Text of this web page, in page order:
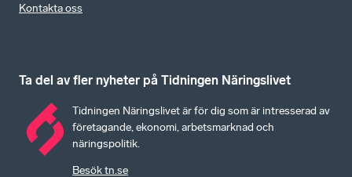
Kontakta oss
Ta del av fler nyheter på Tidningen Näringslivet
Tidningen Näringslivet är för dig som är intresserad av
företagande, ekonomi, arbetsmarknad och
näringspolitik.
Besök tn.se